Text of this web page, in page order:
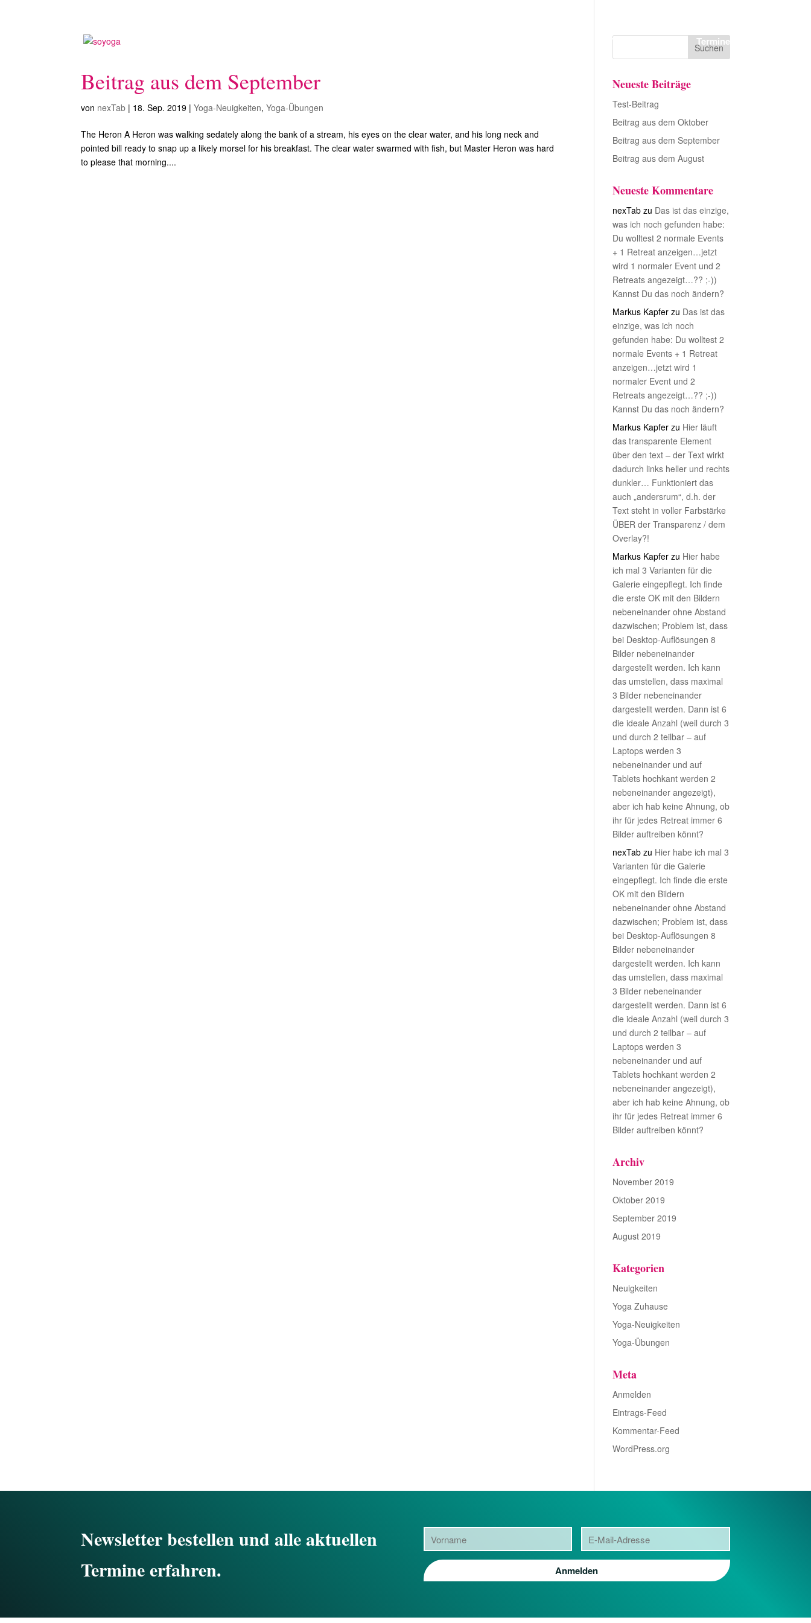
Yin Termine
Beitrag aus dem September
von nexTab | 18. Sep. 2019 |Yoga-Neuigkeiten,Yoga-Übungen
The Heron A Heron was walking sedately along the bank of a stream, his eyes on the clear water, and his long neck and
pointed bill ready to snap up a likely morsel for his breakfast. The clear water swarmed with fish, but Master Heron was hard
to please that morning....
Neueste Beiträge
Test-Beitrag
Beitrag aus dem Oktober
Beitrag aus dem September
Beitrag aus dem August
Neueste Kommentare
nexTab zu Das ist das einzige,
was ich noch gefunden habe:
Du wolltest 2 normale Events
+ 1 Retreat anzeigen…jetzt
wird 1 normaler Event und 2
Retreats angezeigt…?? ;-))
Kannst Du das noch ändern?
Markus Kapfer zu Das ist das
einzige, was ich noch
gefunden habe: Du wolltest 2
normale Events + 1 Retreat
anzeigen…jetzt wird 1
normaler Event und 2
Retreats angezeigt…?? ;-))
Kannst Du das noch ändern?
Markus Kapfer zu Hier läuft
das transparente Element
über den text – der Text wirkt
dadurch links heller und rechts
dunkler… Funktioniert das
auch „andersrum“, d.h. der
Text steht in voller Farbstärke
ÜBER der Transparenz / dem
Overlay?!
Markus Kapfer zu Hier habe
ich mal 3 Varianten für die
Galerie eingepflegt. Ich finde
die erste OK mit den Bildern
nebeneinander ohne Abstand
dazwischen; Problem ist, dass
bei Desktop-Auflösungen 8
Bilder nebeneinander
dargestellt werden. Ich kann
das umstellen, dass maximal
3 Bilder nebeneinander
dargestellt werden. Dann ist 6
die ideale Anzahl (weil durch 3
und durch 2 teilbar – auf
Laptops werden 3
nebeneinander und auf
Tablets hochkant werden 2
nebeneinander angezeigt),
aber ich hab keine Ahnung, ob
ihr für jedes Retreat immer 6
Bilder auftreiben könnt?
nexTab zu Hier habe ich mal 3
Varianten für die Galerie
eingepflegt. Ich finde die erste
OK mit den Bildern
nebeneinander ohne Abstand
dazwischen; Problem ist, dass
bei Desktop-Auflösungen 8
Bilder nebeneinander
dargestellt werden. Ich kann
das umstellen, dass maximal
3 Bilder nebeneinander
dargestellt werden. Dann ist 6
die ideale Anzahl (weil durch 3
und durch 2 teilbar – auf
Laptops werden 3
nebeneinander und auf
Tablets hochkant werden 2
nebeneinander angezeigt),
aber ich hab keine Ahnung, ob
ihr für jedes Retreat immer 6
Bilder auftreiben könnt?
Archiv
November 2019
Oktober 2019
September 2019
August 2019
Kategorien
Neuigkeiten
Yoga Zuhause
Yoga-Neuigkeiten
Yoga-Übungen
Meta
Anmelden
Eintrags-Feed
Kommentar-Feed
WordPress.org
Newsletter bestellen und alle aktuellen
Termine erfahren.
Anmelden